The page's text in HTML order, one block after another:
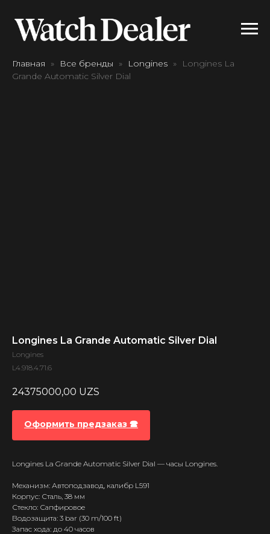
Главная Все бренды Longines
Longines La
Grande Automatic Silver Dial
Longines La Grande Automatic Silver Dial
Longines
L4.918.4.71.6
24375000,00 UZS
Оформить предзаказ 🕿
Longines La Grande Automatic Silver Dial — часы Longines.
Механизм: Автоподзавод, калибр L591
Корпус: Сталь, 38 мм
Стекло: Сапфировое
Водозащита: 3 bar (30 m/100 ft)
Запас хода: до 40 часов